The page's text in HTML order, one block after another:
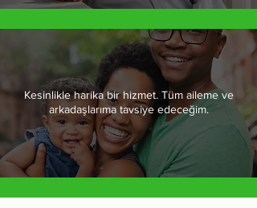
Kesinlikle harika bir hizmet. Tüm aileme ve
arkadaşlarıma tavsiye edeceğim.